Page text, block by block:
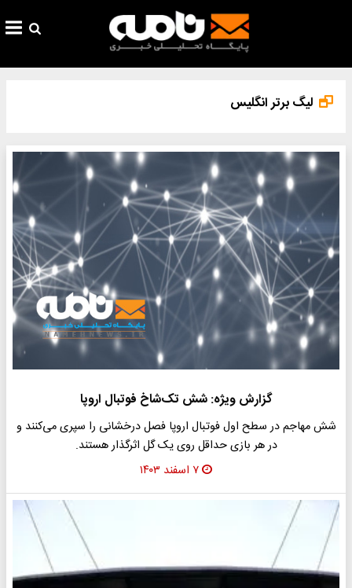
لیگ برتر انگلیس
گزارش ویژه: شش تک‌شاخ فوتبال اروپا
شش مهاجم در سطح اول فوتبال اروپا فصل درخشانی را سپری می‌کنند و
در هر بازی حداقل روی یک گل اثرگذار هستند.
۷ اسفند ۱۴۰۳